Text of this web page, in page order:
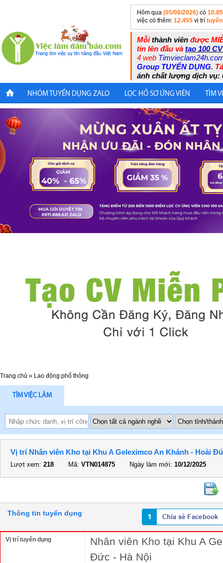
Hôm qua (05/08/2026) có
việc có thêm: 12.455 vị trí
Mỗithành viên được
tin lên đầu và tạo 100
4 web
Group TUYỂN DỤNG.
ánh chất lượng dịch vụ:
NHÓM TUYỂN DỤNG ZALO LỌC HỒ SƠ ỨNG VIÊN TÌM
Trang chủ » Lao động phổ thông
TÌM VIỆC LÀM
Vị trí Nhân viên Kho tại Khu A Geleximco An Khánh - Hoài
Lượt xem: 218 Mã: VTN014875 Ngày làm mới: 10/12/2025
Thông tin tuyển dụng
Vị trí tuyển dụng
Nhân viên Kho tại Khu A
Đức - Hà Nội